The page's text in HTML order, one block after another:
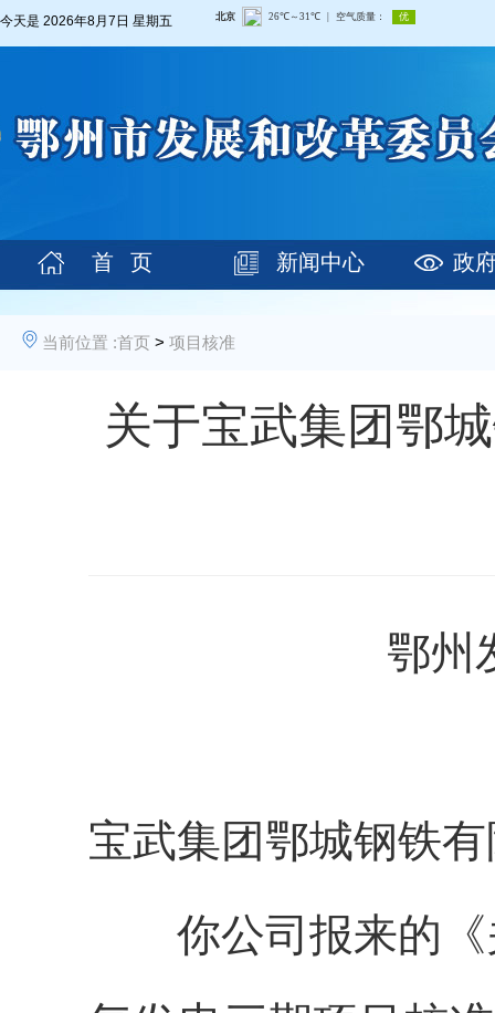
今天是 2026年8月7日 星期五
首 页 新闻中心 政
当前位置 :首页 > 项目核准
关于宝武集团鄂
鄂州
宝武集团鄂城钢铁
你公司报来的《